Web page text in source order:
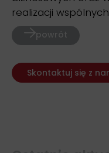
realizacji
powrót
Skontaktuj się z